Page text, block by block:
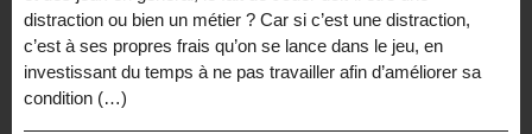
distraction ou bien un métier ? Car si c’est une distraction,
c’est à ses propres frais qu’on se lance dans le jeu, en
investissant du temps à ne pas travailler afin d’améliorer sa
condition (…)